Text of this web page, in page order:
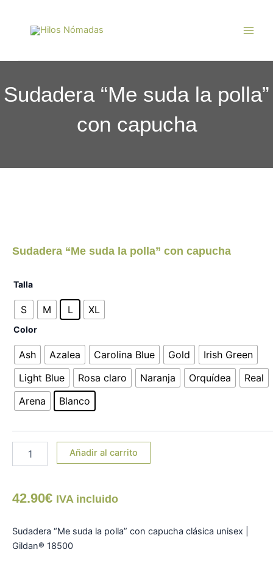
contenido
Sudadera “Me suda la polla”
con capucha
Sudadera “Me suda la polla” con capucha
Talla
S M L XL
Color
Ash Azalea Carolina Blue Gold
Irish Green
Light Blue
Rosa claro Naranja Orquídea
Real
Arena
Blanco
Sudadera
suda
la
polla"
capucha
cantidad
Añadir al carrito
42.90€ IVA incluido
Sudadera “Me suda la polla” con capucha clásica unisex |
Gildan® 18500